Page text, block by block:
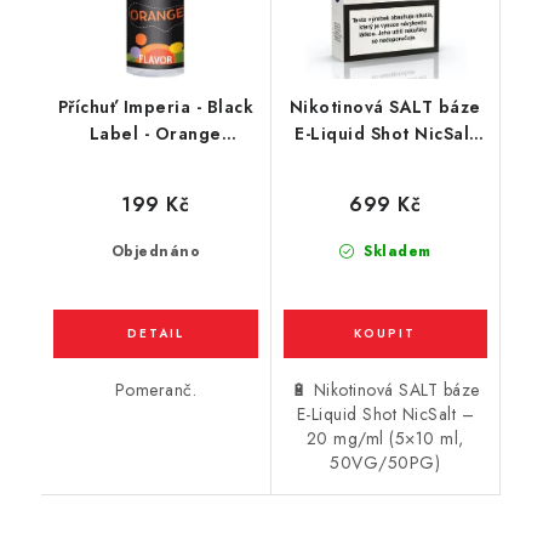
Příchuť Imperia - Black
Label - Orange
Objednáno
199 Kč
Pomeranč.
Nikotinová SALT báze
E-Liquid Shot NicSalt
Skladem
699 Kč
🔋 Nikotinová SALT báze
E-Liquid Shot NicSalt –
20 mg/ml (5×10 ml,
50VG/50PG)